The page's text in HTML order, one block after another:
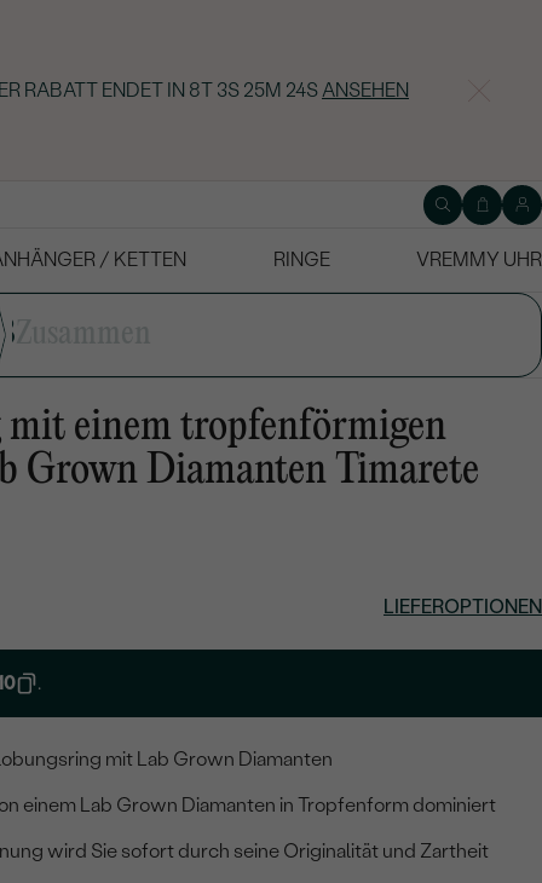
RABATT ENDET IN 8T 3S 25M 23SANSEHEN
/ KETTEN RINGE VREMMY UHR
3
mit einem tropfenförmigen
Grown Diamanten Timarete
LIEFEROPTIONEN
.
mit Lab Grown Diamanten
einem Lab Grown Diamanten in Tropfenform dominiert
wird Sie sofort durch seine Originalität und Zartheit